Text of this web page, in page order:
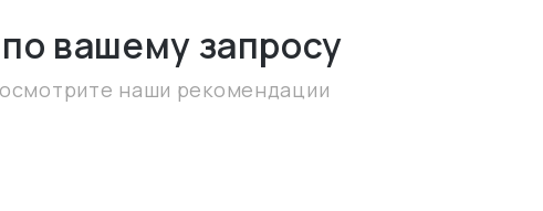
по вашему запросу
наши рекомендации